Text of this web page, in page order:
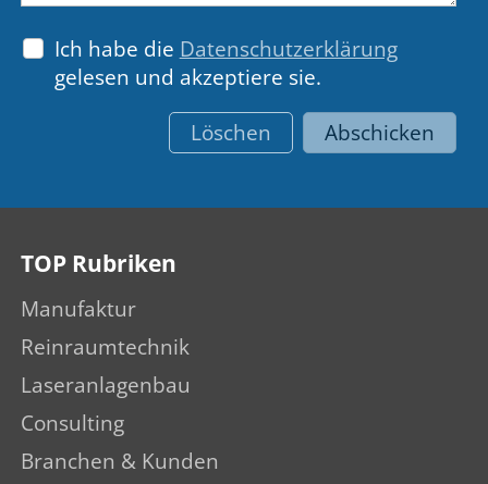
Ich habe die Datenschutzerklärung
gelesen und akzeptiere sie.
Löschen
Abschicken
TOP Rubriken
Manufaktur
Reinraumtechnik
Laseranlagenbau
Consulting
Branchen & Kunden